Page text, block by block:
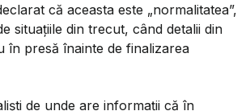
că aceasta este „normalitatea”,
situațiile din trecut, când detalii din
în presă înainte de finalizarea
de unde are informaţii că în